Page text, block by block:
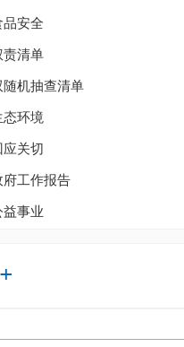
品安全
责清单
随机抽查清单
态环境
应关切
府工作报告
益事业